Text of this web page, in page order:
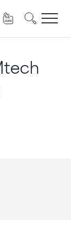
benötigt.